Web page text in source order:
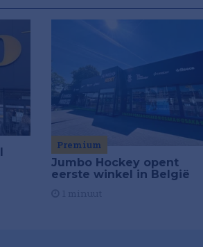
Premium
Jumbo Hockey opent
eerste winkel in België